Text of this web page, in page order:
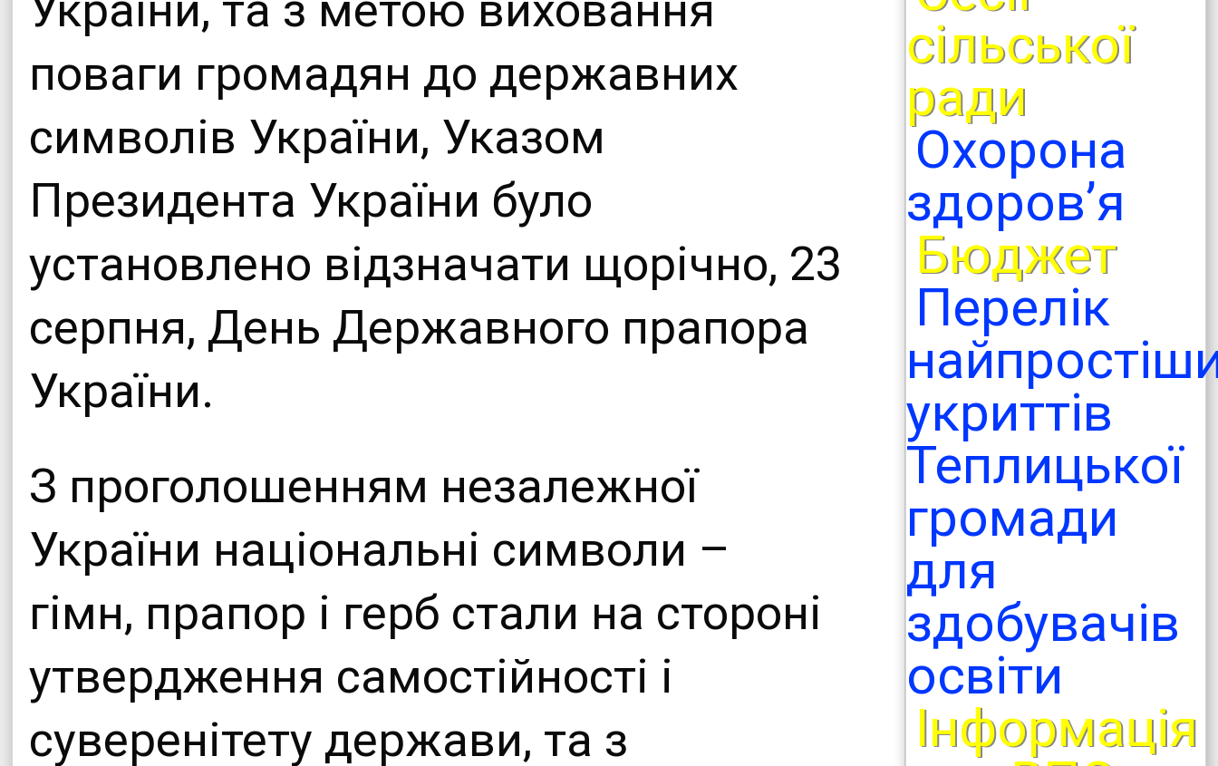
поваги громадян до державних
символів України, Указом
Президента України було
установлено відзначати щорічно, 23
серпня, День Державного прапора
України.
З проголошенням незалежної
України національні символи –
гімн, прапор і герб стали на стороні
утвердження самостійності і
суверенітету держави, та з
сільської
ради
Охорона
здоров’я
Бюджет
Перелік
укриттів
Теплицької
громади
для
здобувачів
освіти
Інформація